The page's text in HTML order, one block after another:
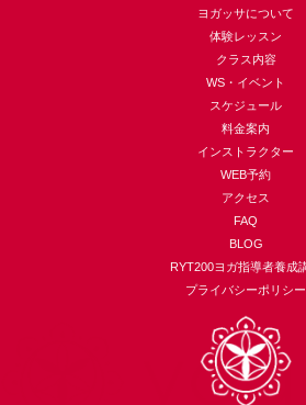
ヨガッサについて
体験レッスン
クラス内容
WS・イベント
スケジュール
料金案内
インストラクター
WEB予約
アクセス
FAQ
BLOG
RYT200ヨガ指導者養成
プライバシーポリシー